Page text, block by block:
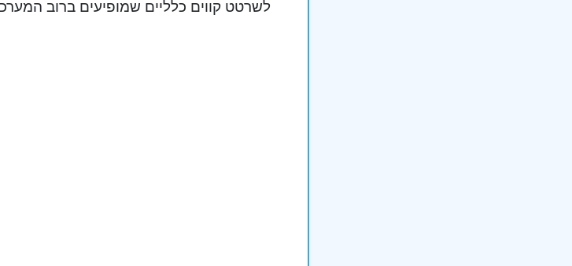
לשרטט קווים כלליים שמופיעים ברוב